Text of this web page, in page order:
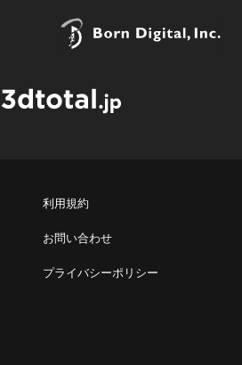
利用規約
お問い合わせ
プライバシーポリシー